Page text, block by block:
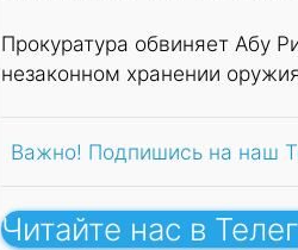
Прокуратура обвиняет Абу
незаконном хранении
Важно! Подпишись на наш
Читайте нас в